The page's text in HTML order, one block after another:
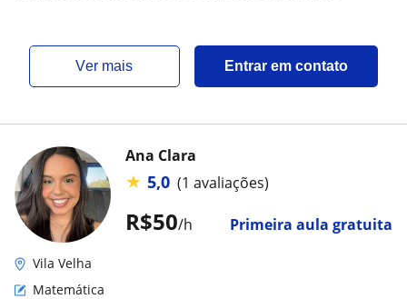
ver mais Entrar em contato
R$50/h Primeira aula gratuita
Ana Clara
★ 5,0 (1 avaliações)
Vila Velha
Matemática